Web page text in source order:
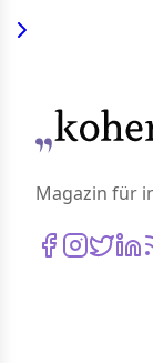
Magazin für